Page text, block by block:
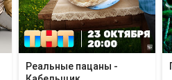
Реальные пацаны -